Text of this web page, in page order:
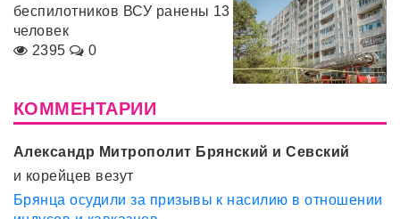
беспилотников ВСУ ранены 13
человек
2395
0
КОММЕНТАРИИ
Александр Митрополит Брянский и Севский
и корейцев везут
Брянца осудили за призывы к насилию в отношении